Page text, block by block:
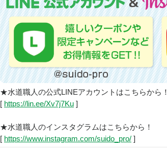
★水道職人の公式LINEアカウントはこちらから！
[ https://lin.ee/Xv7j7Ku ]
★水道職人のインスタグラムはこちらから！
[ https://www.instagram.com/suido_pro/ ]